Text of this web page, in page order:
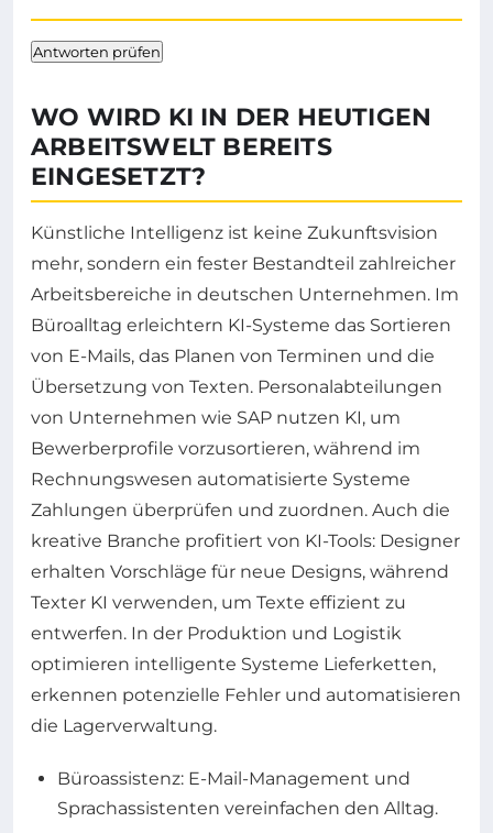
Antworten prüfen
WO WIRD KI IN DER HEUTIGEN
ARBEITSWELT BEREITS
EINGESETZT?
Künstliche Intelligenz ist keine Zukunftsvision
mehr, sondern ein fester Bestandteil zahlreicher
Arbeitsbereiche in deutschen Unternehmen. Im
Büroalltag erleichtern KI-Systeme das Sortieren
von E-Mails, das Planen von Terminen und die
Übersetzung von Texten. Personalabteilungen
von Unternehmen wie SAP nutzen KI, um
Bewerberprofile vorzusortieren, während im
Rechnungswesen automatisierte Systeme
Zahlungen überprüfen und zuordnen. Auch die
kreative Branche profitiert von KI-Tools: Designer
erhalten Vorschläge für neue Designs, während
Texter KI verwenden, um Texte effizient zu
entwerfen. In der Produktion und Logistik
optimieren intelligente Systeme Lieferketten,
erkennen potenzielle Fehler und automatisieren
die Lagerverwaltung.
Büroassistenz: E-Mail-Management und
Sprachassistenten vereinfachen den Alltag.